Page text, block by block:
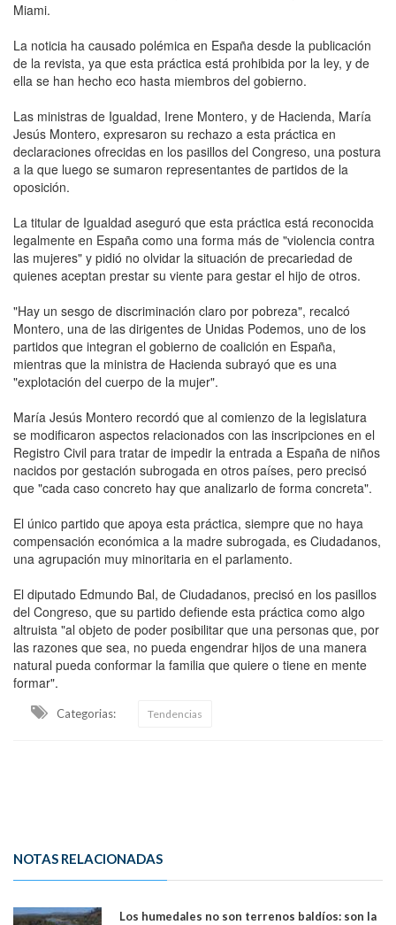
Miami.
La noticia ha causado polémica en España desde la publicación
de la revista, ya que esta práctica está prohibida por la ley, y de
ella se han hecho eco hasta miembros del gobierno.
Las ministras de Igualdad, Irene Montero, y de Hacienda, María
Jesús Montero, expresaron su rechazo a esta práctica en
declaraciones ofrecidas en los pasillos del Congreso, una postura
a la que luego se sumaron representantes de partidos de la
oposición.
La titular de Igualdad aseguró que esta práctica está reconocida
legalmente en España como una forma más de "violencia contra
las mujeres" y pidió no olvidar la situación de precariedad de
quienes aceptan prestar su viente para gestar el hijo de otros.
"Hay un sesgo de discriminación claro por pobreza", recalcó
Montero, una de las dirigentes de Unidas Podemos, uno de los
partidos que integran el gobierno de coalición en España,
mientras que la ministra de Hacienda subrayó que es una
"explotación del cuerpo de la mujer".
María Jesús Montero recordó que al comienzo de la legislatura
se modificaron aspectos relacionados con las inscripciones en el
Registro Civil para tratar de impedir la entrada a España de niños
nacidos por gestación subrogada en otros países, pero precisó
que "cada caso concreto hay que analizarlo de forma concreta".
El único partido que apoya esta práctica, siempre que no haya
compensación económica a la madre subrogada, es Ciudadanos,
una agrupación muy minoritaria en el parlamento.
El diputado Edmundo Bal, de Ciudadanos, precisó en los pasillos
del Congreso, que su partido defiende esta práctica como algo
altruista "al objeto de poder posibilitar que una personas que, por
las razones que sea, no pueda engendrar hijos de una manera
natural pueda conformar la familia que quiere o tiene en mente
formar".
Categorias: Tendencias
NOTAS RELACIONADAS
Los humedales no son terrenos baldíos: son la